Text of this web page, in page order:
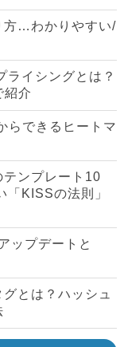
方…わかりやすい/
ライシングとは？
紹介
らできるヒートマ
ンプレート10
「KISSの法則」
ップデートと
とは？ハッシュ